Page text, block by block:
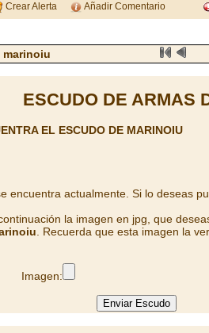
Crear Alerta Añadir Comentario
marinoiu
ESCUDO DE ARMAS
EL ESCUDO DE MARINOIU
encuentra actualmente. Si lo deseas
la imagen en jpg, que
. Recuerda que esta imagen la
Imagen: